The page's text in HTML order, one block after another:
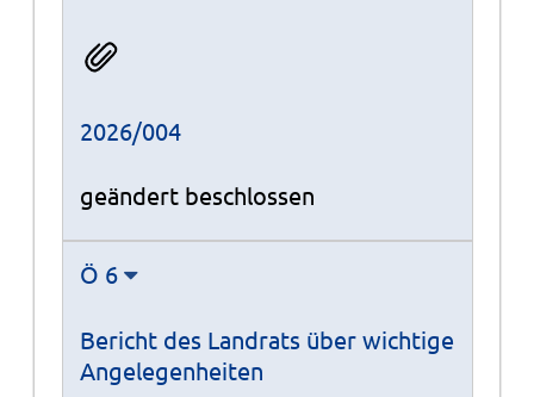
2026/004
geändert beschlossen
Ö 6
Bericht des Landrats über wichtige
Angelegenheiten